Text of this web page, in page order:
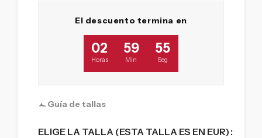
El descuento termina en
02
Horas
59
Min
54
Seg
Guía de tallas
ELIGE LA TALLA (ESTA TALLA ES EN EUR)